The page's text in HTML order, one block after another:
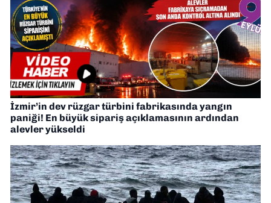
İzmir’in dev rüzgar türbini fabrikasında yangın
paniği! En büyük sipariş açıklamasının ardından
alevler yükseldi